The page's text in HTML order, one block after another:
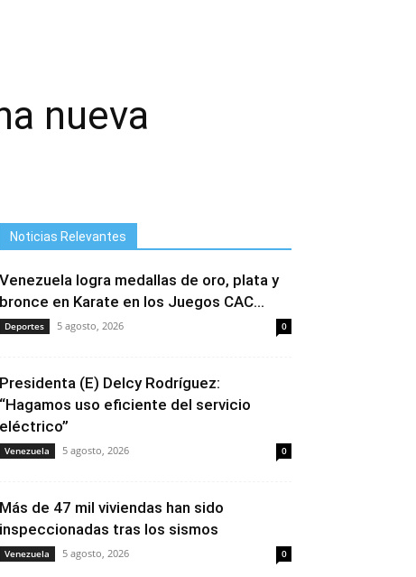
nueva
Noticias Relevantes
Venezuela logra medallas de oro, plata y
bronce en Karate en los Juegos CAC...
Deportes 5 agosto, 2026 0
Presidenta (E) Delcy Rodríguez:
“Hagamos uso eficiente del servicio
eléctrico”
Venezuela 5 agosto, 2026 0
Más de 47 mil viviendas han sido
inspeccionadas tras los sismos
Venezuela 5 agosto, 2026 0